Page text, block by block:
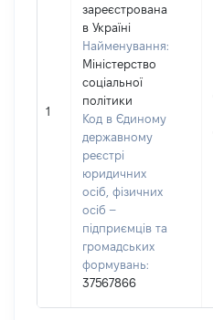
1
зареєстрована
в Україні
Найменування:
Міністерство
соціальної
політики
Код в Єдиному
державному
реєстрі
юридичних
осіб, фізичних
осіб –
підприємців та
громадських
формувань:
37567866